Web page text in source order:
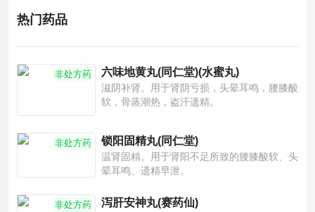
热门药品
非处方药 六味地黄丸(同仁堂)(水蜜丸)
滋阴补肾。用于肾阴亏损，头晕耳鸣，腰膝酸
软，骨蒸潮热，盗汗遗精。
非处方药 锁阳固精丸(同仁堂)
温肾固精。用于肾阳不足所致的腰膝酸软、头
晕耳鸣、遗精早泄。
非处方药 泻肝安神丸(赛药仙)